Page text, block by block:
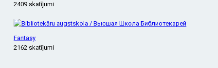
2409 skatījumi
Fantasy
2162 skatījumi